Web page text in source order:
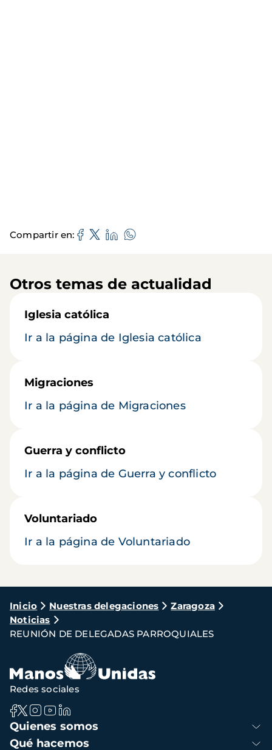
Compartir en
Otros temas de actualidad
Iglesia católica
Ir a la página de Iglesia católica
Migraciones
Ir a la página de Migraciones
Guerra y conflicto
Ir a la página de Guerra y conflicto
Voluntariado
Ir a la página de Voluntariado
Ruta
de
navegación
Inicio Nuestras delegaciones
Zaragoza
Noticias
REUNIÓN DE DELEGADAS PARROQUIALES
Navegación
principal
Quienes somos
Qué hacemos
Redes sociales